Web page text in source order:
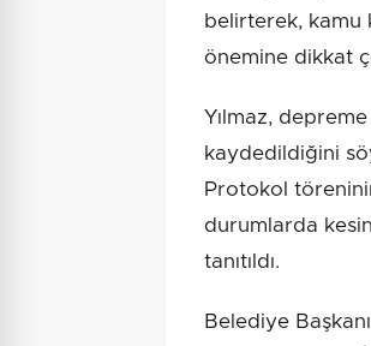
belirterek, kamu
önemine dikkat
Yılmaz,
kaydedildiğini
Protokol
durumlarda
tanıtıldı.
Belediye